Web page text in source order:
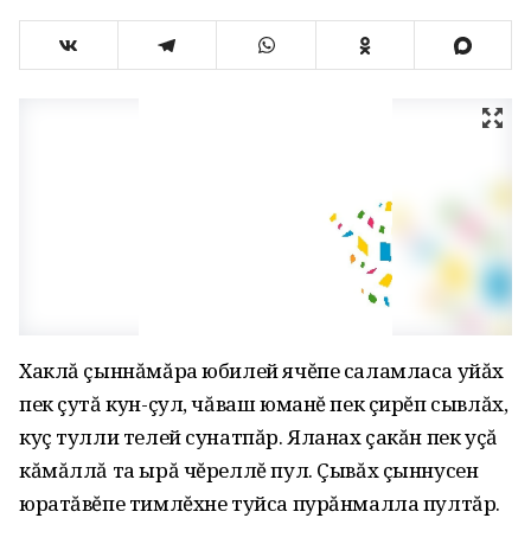
Хаклă çыннăмăра юбилей ячĕпе саламласа уйăх
пек çутă кун-çул‚ чăваш юманĕ пек çирĕп сывлăх‚
куç тулли телей сунатпăр. Яланах çакăн пек уçă
кăмăллă та ырă чĕреллĕ пул. Çывăх çыннусен
юратăвĕпе тимлĕхне туйса пурăнмалла пултăр.